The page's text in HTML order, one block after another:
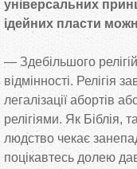
універсальних
ідейних пласти
— Здебільшого
відмінності. Релігія
легалізації абортів
релігіями. Як
людство чекає
поцікавтесь долею